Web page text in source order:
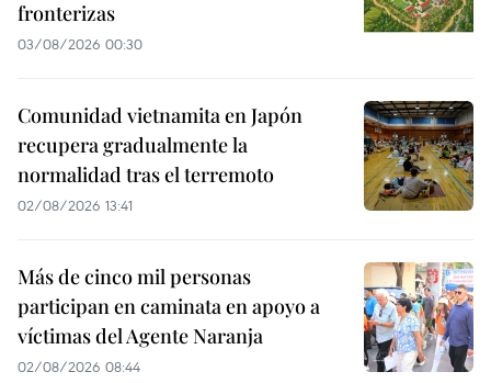
fronterizas
03/08/2026 00:30
Comunidad vietnamita en Japón
recupera gradualmente la
normalidad tras el terremoto
02/08/2026 13:41
Más de cinco mil personas
participan en caminata en apoyo a
víctimas del Agente Naranja
02/08/2026 08:44